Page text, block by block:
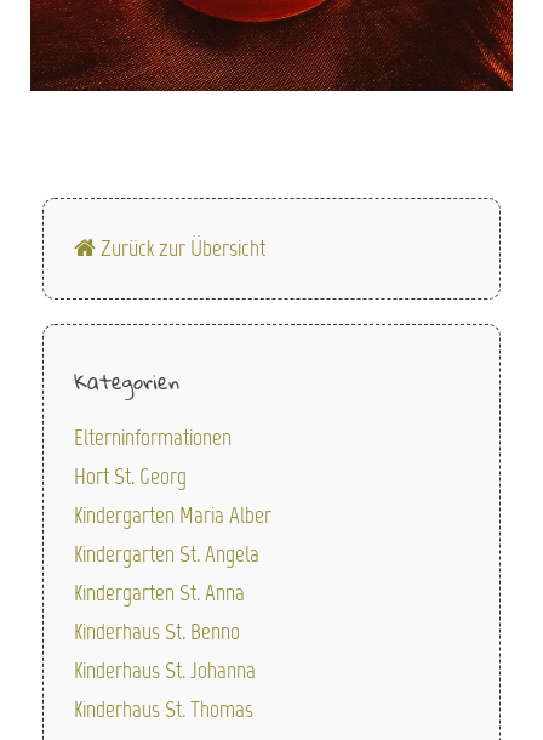
Zurück zur Übersicht
Kategorien
Elterninformationen
Hort St. Georg
Kindergarten Maria Alber
Kindergarten St. Angela
Kindergarten St. Anna
Kinderhaus St. Benno
Kinderhaus St. Johanna
Kinderhaus St. Thomas